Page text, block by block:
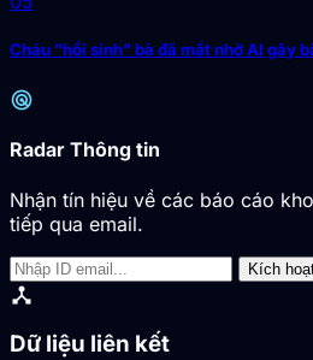
Cháu "hồi sinh" bà đã mất nhờ AI gây
radar
Radar Thông tin
Nhận tín hiệu về các báo cáo
tiếp qua email.
Kích
device_hub
Dữ liệu liên kết